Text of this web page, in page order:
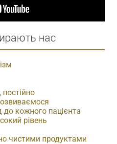
нас
постійно
до кожного пацієнта
рівень
чистими продуктами